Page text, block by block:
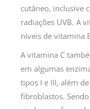
cutâneo, inclusive
radiações UVB. A
níveis de vitamina
A vitamina C
em algumas
tipos I e III, além
fibroblastos.